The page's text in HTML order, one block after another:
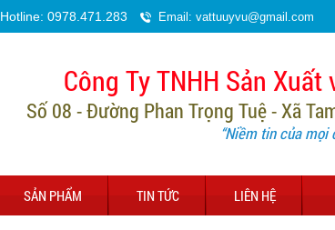
Hotline: 0978.471.283 Email: vattuuyvu@gmail.com
Công Ty TNHH Sản
Số 08 - Đường Phan Trọng Tuệ - Xã
“Niềm tin của mọi
SẢN PHẨM TIN TỨC LIÊN HỆ